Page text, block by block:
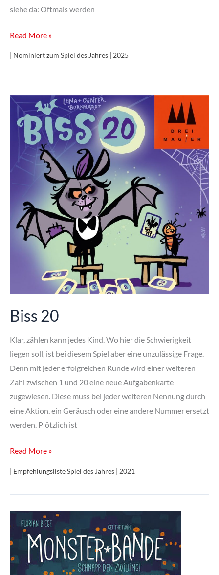
siehe da: Oftmals werden
Krakel
Read More »
| Nominiert zum Spiel des Jahres | 2025
Biss 20
Klar, zählen kann jedes Kind. Wo hier die Schwierigkeit
liegen soll, ist bei diesem Spiel aber eine unzulässige Frage.
Denn mit jeder erfolgreichen Runde wird einer weiteren
Zahl zwischen 1 und 20 eine neue Aufgabenkarte
zugewiesen. Diese muss bei jeder weiteren Nennung durch
eine Aktion, ein Geräusch oder eine andere Nummer ersetzt
werden. Plötzlich ist
Biss
Read More »
| Empfehlungsliste Spiel des Jahres | 2021